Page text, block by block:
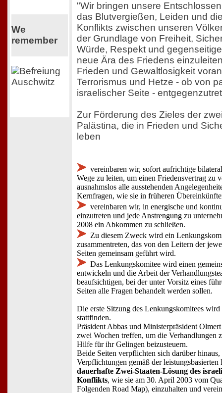
We
remember
"Wir bringen unsere
das Blutvergießen, Leiden und
Konflikts zwischen unseren
der Grundlage von Freiheit,
Würde, Respekt und
neue Ära des Friedens
Frieden und Gewaltlosigkeit
Terrorismus und Hetze - ob von
israelischer Seite -
Zur Förderung des Zieles der
Palästina, die in Frieden und
leben
vereinbaren wir, sofort aufrichtige
Wege zu leiten, um einen Friedensvertrag zu
ausnahmslos alle ausstehenden
Kernfragen, wie sie in früheren
vereinbaren wir, in energische und
einzutreten und jede Anstrengung zu
2008 ein Abkommen zu schließen.
Zu diesem Zweck wird ein
zusammentreten, das von den Leitern der
Seiten gemeinsam geführt wird.
Das Lenkungskomitee wird einen
entwickeln und die Arbeit der
beaufsichtigen, bei der unter Vorsitz eines
Seiten alle Fragen behandelt werden sollen.
Die erste Sitzung des Lenkungskomitees
stattfinden.
Präsident Abbas und Ministerpräsident
zwei Wochen treffen, um die Verhandlungen
Hilfe für ihr Gelingen beizusteuern.
Beide Seiten verpflichten sich darüber
Verpflichtungen gemäß der
dauerhafte Zwei-Staaten-Lösung des
Konflikts, wie sie am 30. April 2003 vom
Folgenden Road Map), einzuhalten und